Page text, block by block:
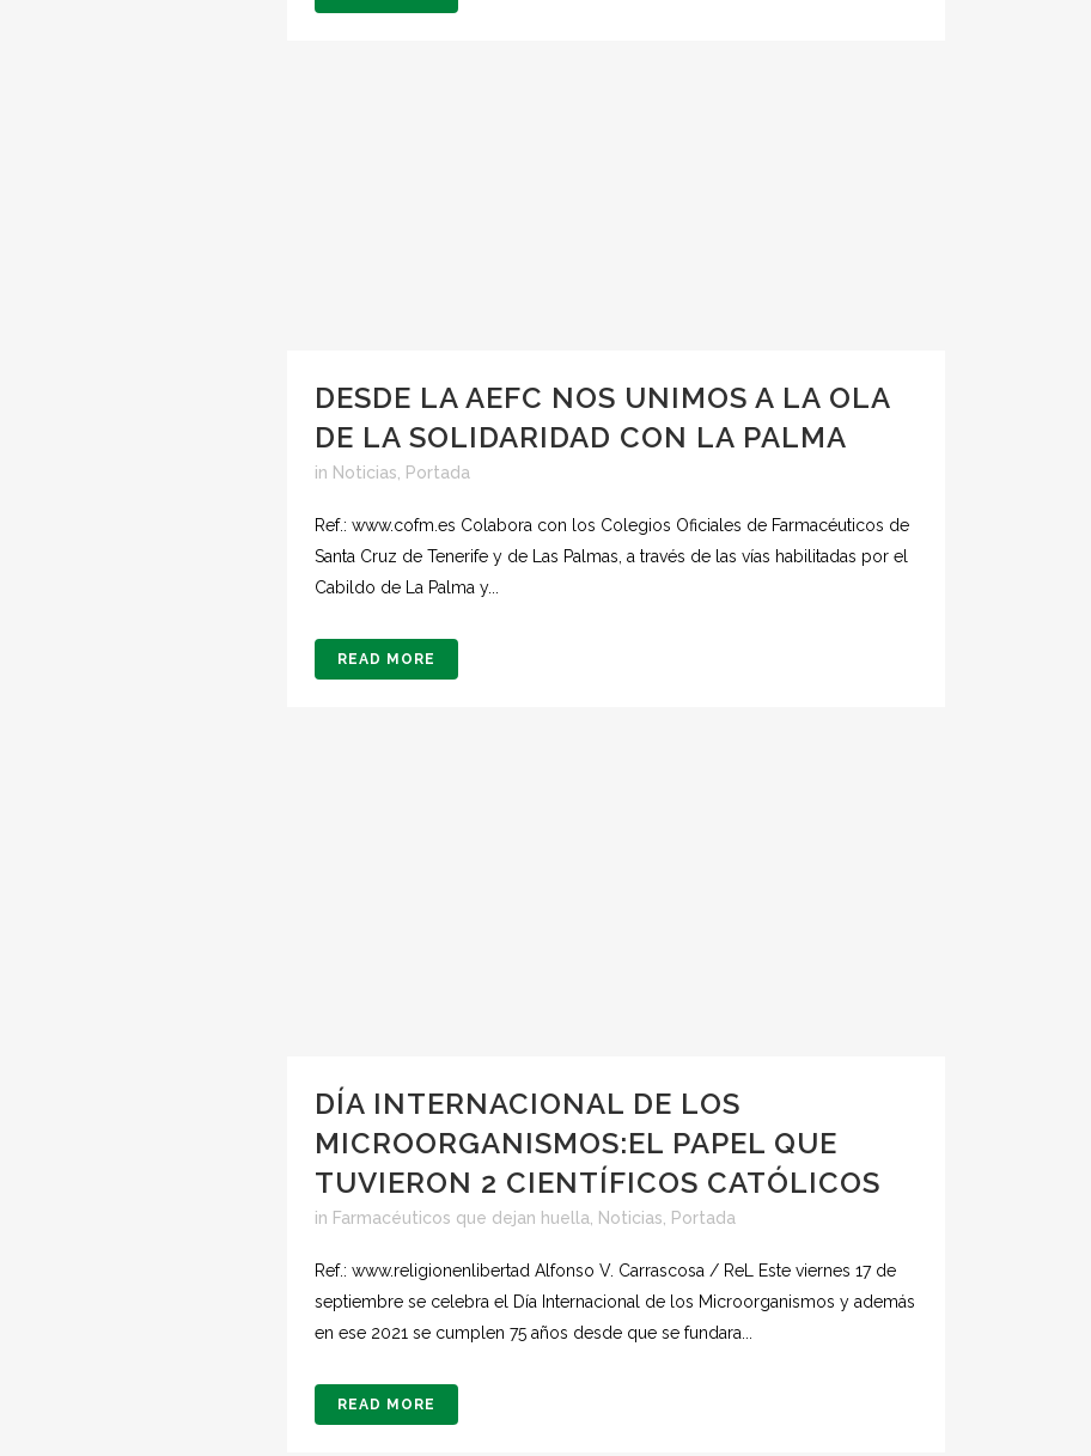
DESDE LA AEFC NOS UNIMOS A LA OLA
DE LA SOLIDARIDAD CON LA PALMA
in Noticias Portada
Ref.: www.cofm.es Colabora con los Colegios Oficiales de Farmacéuticos de
Santa Cruz de Tenerife y de Las Palmas, a través de las vías habilitadas por el
Cabildo de La Palma y...
READ MORE
DÍA INTERNACIONAL DE LOS
MICROORGANISMOS:EL PAPEL QUE
TUVIERON 2 CIENTÍFICOS CATÓLICOS
in Farmacéuticos que dejan huella Noticias Portada
Ref.: www.religionenlibertad Alfonso V. Carrascosa / ReL Este viernes 17 de
septiembre se celebra el Día Internacional de los Microorganismos y además
en ese 2021 se cumplen 75 años desde que se fundara...
READ MORE